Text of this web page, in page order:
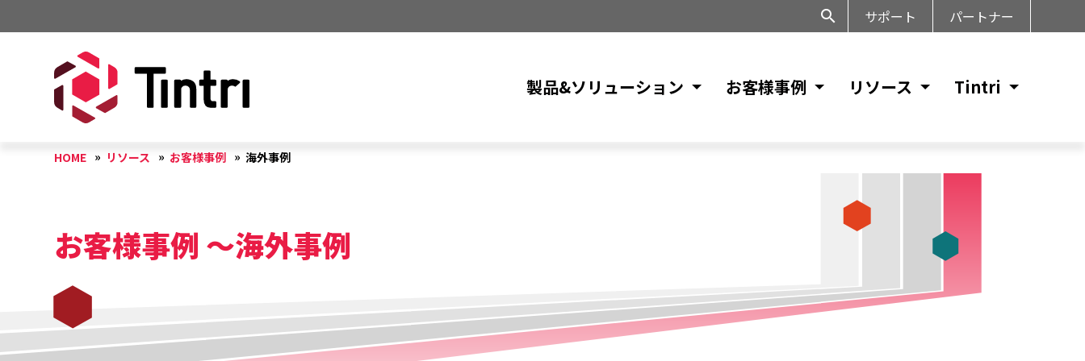
サポート パートナー
製品&ソリューション お客様事例 リソース Tintri
HOME リソース お客様事例 海外事例
お客様事例 ～海外事例